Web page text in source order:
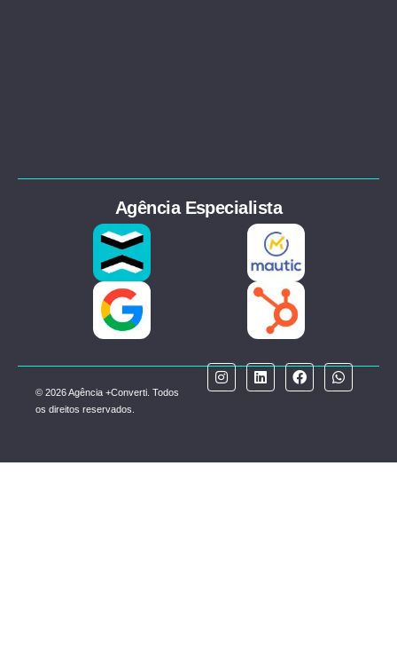
Agência Especialista
© 2026 Agência +Converti. Todos
os direitos reservados.